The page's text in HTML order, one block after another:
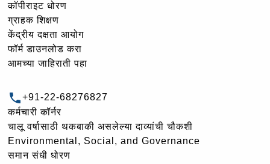
कॉपीराइट धोरण
ग्राहक शिक्षण
केंद्रीय दक्षता आयोग
फॉर्म डाउनलोड करा
आमच्या जाहिराती पहा
+91-22-68276827
कर्मचारी कॉर्नर
चालू वर्षासाठी थकबाकी असलेल्या दाव्यांची चौकशी
Environmental, Social, and Governance
समान संधी धोरण